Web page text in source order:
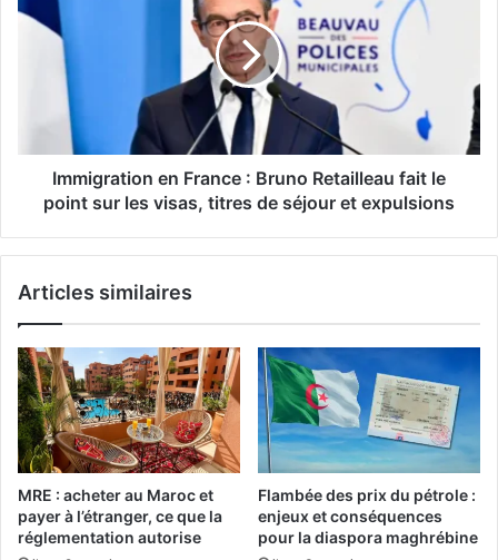
e
s
a
i
d
e
r
ê
v
e
p
o
u
m
r
c
e
:
B
r
n
o
Immigration en France : Bruno Retailleau fait le
point sur les visas, titres de séjour et expulsions
Articles similaires
MRE : acheter au Maroc et
payer à l’étranger, ce que la
réglementation autorise
Flambée des prix du pétrole :
enjeux et conséquences
pour la diaspora maghrébine